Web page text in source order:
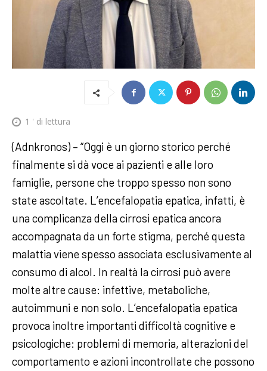
1 ' di lettura
(Adnkronos) – “Oggi è un giorno storico perché
finalmente si dà voce ai pazienti e alle loro
famiglie, persone che troppo spesso non sono
state ascoltate. L’encefalopatia epatica, infatti, è
una complicanza della cirrosi epatica ancora
accompagnata da un forte stigma, perché questa
malattia viene spesso associata esclusivamente al
consumo di alcol. In realtà la cirrosi può avere
molte altre cause: infettive, metaboliche,
autoimmuni e non solo. L’encefalopatia epatica
provoca inoltre importanti difficoltà cognitive e
psicologiche: problemi di memoria, alterazioni del
comportamento e azioni incontrollate che possono